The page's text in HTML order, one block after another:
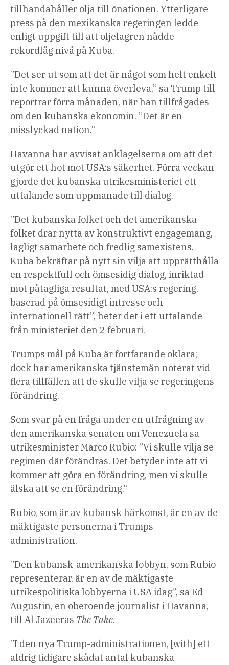
tillhandahåller olja till önationen. Ytterligare
press på den mexikanska regeringen ledde
enligt uppgift till att oljelagren nådde
rekordlåg nivå på Kuba.
”Det ser ut som att det är något som helt enkelt
inte kommer att kunna överleva,” sa Trump till
reportrar förra månaden, när han tillfrågades
om den kubanska ekonomin. ”Det är en
misslyckad nation.”
Havanna har avvisat anklagelserna om att det
utgör ett hot mot USA:s säkerhet. Förra veckan
gjorde det kubanska utrikesministeriet ett
uttalande som uppmanade till dialog.
”Det kubanska folket och det amerikanska
folket drar nytta av konstruktivt engagemang,
lagligt samarbete och fredlig samexistens.
Kuba bekräftar på nytt sin vilja att upprätthålla
en respektfull och ömsesidig dialog, inriktad
mot påtagliga resultat, med USA:s regering,
baserad på ömsesidigt intresse och
internationell rätt”, heter det i ett uttalande
från ministeriet den 2 februari.
Trumps mål på Kuba är fortfarande oklara;
dock har amerikanska tjänstemän noterat vid
flera tillfällen att de skulle vilja se regeringens
förändring.
Som svar på en fråga under en utfrågning av
den amerikanska senaten om Venezuela sa
utrikesminister Marco Rubio: ”Vi skulle vilja se
regimen där förändras. Det betyder inte att vi
kommer att göra en förändring, men vi skulle
älska att se en förändring.”
Rubio, som är av kubansk härkomst, är en av de
mäktigaste personerna i Trumps
administration.
”Den kubansk-amerikanska lobbyn, som Rubio
representerar, är en av de mäktigaste
utrikespolitiska lobbyerna i USA idag”, sa Ed
Augustin, en oberoende journalist i Havanna,
till Al Jazeeras The Take.
”I den nya Trump-administrationen, [with] ett
aldrig tidigare skådat antal kubanska